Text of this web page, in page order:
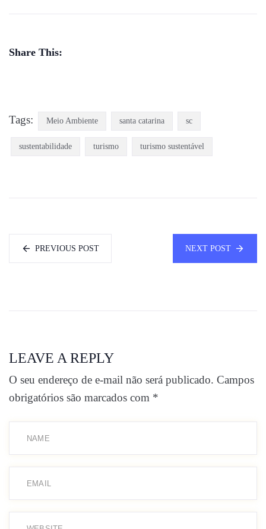
Share This:
Tags: Meio Ambiente santa catarina sc
sustentabilidade turismo turismo sustentável
PREVIOUS POST NEXT POST
LEAVE A REPLY
O seu endereço de e-mail não será publicado. Campos
obrigatórios são marcados com *